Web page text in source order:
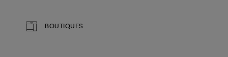
BOUTIQUES